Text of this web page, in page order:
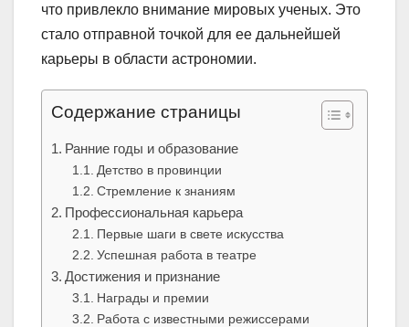
что привлекло внимание мировых ученых. Это
стало отправной точкой для ее дальнейшей
карьеры в области астрономии.
Содержание страницы
Ранние годы и образование
Детство в провинции
Стремление к знаниям
Профессиональная карьера
Первые шаги в свете искусства
Успешная работа в театре
Достижения и признание
Награды и премии
Работа с известными режиссерами